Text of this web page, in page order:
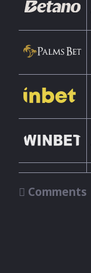
 Comments